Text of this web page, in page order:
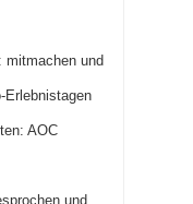
mitmachen und
Erlebnistagen
AOC
und